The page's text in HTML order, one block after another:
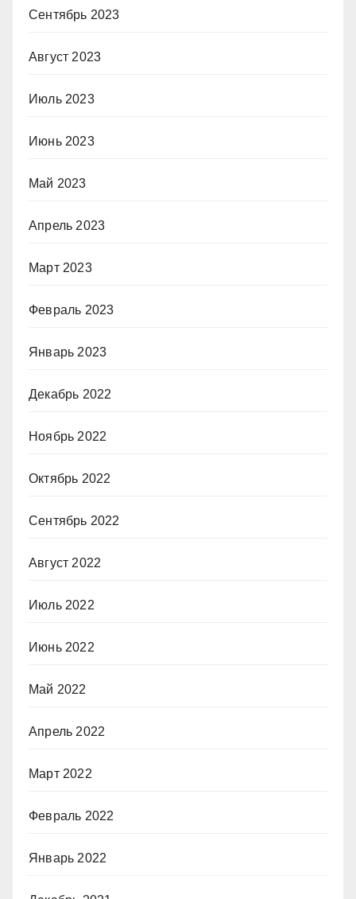
Сентябрь 2023
Август 2023
Июль 2023
Июнь 2023
Май 2023
Апрель 2023
Март 2023
Февраль 2023
Январь 2023
Декабрь 2022
Ноябрь 2022
Октябрь 2022
Сентябрь 2022
Август 2022
Июль 2022
Июнь 2022
Май 2022
Апрель 2022
Март 2022
Февраль 2022
Январь 2022